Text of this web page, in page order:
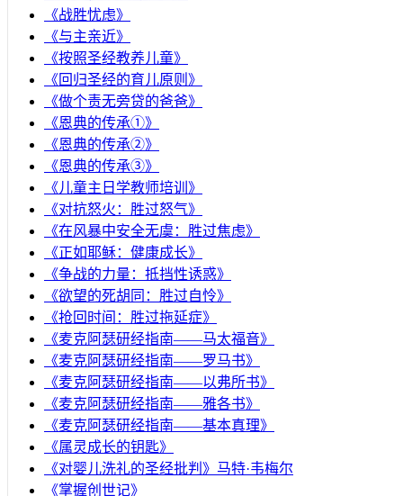
《战胜忧虑》
《与主亲近》
《按照圣经教养儿童》
《回归圣经的育儿原则》
《做个责无旁贷的爸爸》
《恩典的传承①》
《恩典的传承②》
《恩典的传承③》
《儿童主日学教师培训》
《对抗怒火：胜过怒气》
《在风暴中安全无虞：胜过焦虑》
《正如耶稣：健康成长》
《争战的力量：抵挡性诱惑》
《欲望的死胡同：胜过自怜》
《抢回时间：胜过拖延症》
《麦克阿瑟研经指南——马太福音》
《麦克阿瑟研经指南——罗马书》
《麦克阿瑟研经指南——以弗所书》
《麦克阿瑟研经指南——雅各书》
《麦克阿瑟研经指南——基本真理》
《属灵成长的钥匙》
《对婴儿洗礼的圣经批判》马特·韦梅尔
《掌握创世记》